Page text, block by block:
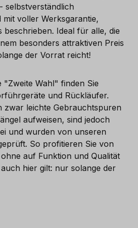
selbstverständlich
voller Werksgarantie,
beschrieben. Ideal für alle, die
besonders attraktiven Preis
der Vorrat reicht!
"Zweite Wahl" finden Sie
und Rückläufer.
zwar leichte Gebrauchtspuren
aufweisen, sind jedoch
und wurden von unseren
So profitieren Sie von
auf Funktion und Qualität
hier gilt: nur solange der